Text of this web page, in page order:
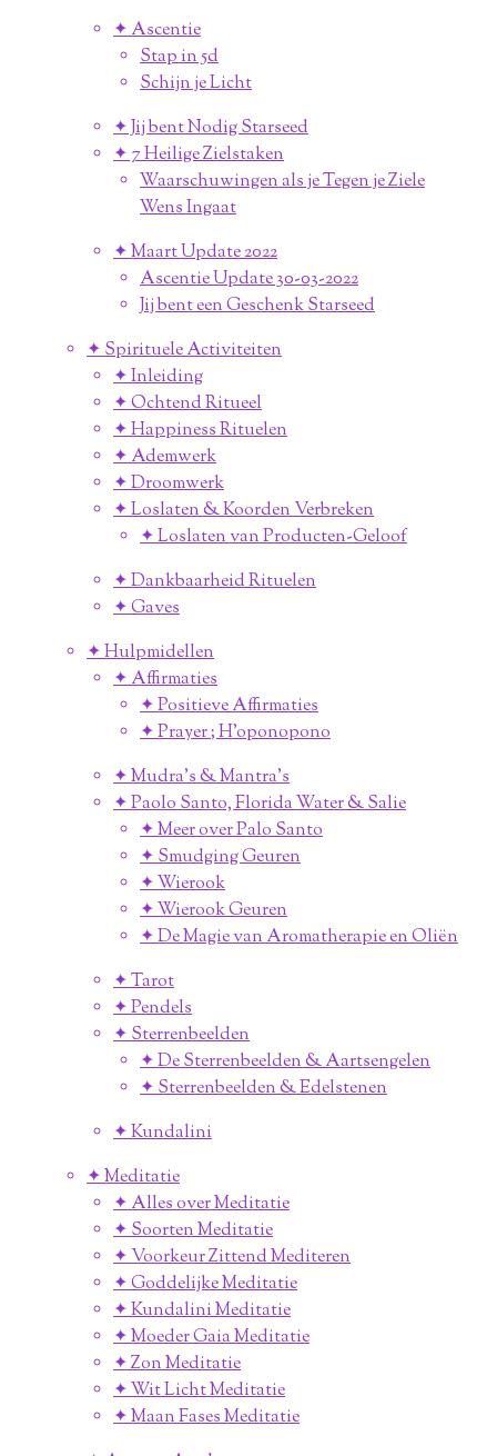
✦ Ascentie
Stap in 5d
Schijn je Licht
✦ Jij bent Nodig Starseed
✦ 7 Heilige Zielstaken
Waarschuwingen als je Tegen je Ziele
Wens Ingaat
✦ Maart Update 2022
Ascentie Update 30-03-2022
Jij bent een Geschenk Starseed
✦ Spirituele Activiteiten
✦ Inleiding
✦ Ochtend Ritueel
✦ Happiness Rituelen
✦ Ademwerk
✦ Droomwerk
✦ Loslaten & Koorden Verbreken
✦ Loslaten van Producten-Geloof
✦ Dankbaarheid Rituelen
✦ Gaves
✦ Hulpmidellen
✦ Affirmaties
✦ Positieve Affirmaties
✦ Prayer ; H'oponopono
✦ Mudra's & Mantra's
✦ Paolo Santo, Florida Water & Salie
✦ Meer over Palo Santo
✦ Smudging Geuren
✦ Wierook
✦ Wierook Geuren
✦ De Magie van Aromatherapie en Oliën
✦ Tarot
✦ Pendels
✦ Sterrenbeelden
✦ De Sterrenbeelden & Aartsengelen
✦ Sterrenbeelden & Edelstenen
✦ Kundalini
✦ Meditatie
✦ Alles over Meditatie
✦ Soorten Meditatie
✦ Voorkeur Zittend Mediteren
✦ Goddelijke Meditatie
✦ Kundalini Meditatie
✦ Moeder Gaia Meditatie
✦ Zon Meditatie
✦ Wit Licht Meditatie
✦ Maan Fases Meditatie